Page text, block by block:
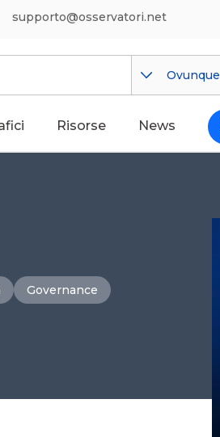
supporto@osservatori.net
Ovunque
Risorse News
Governance